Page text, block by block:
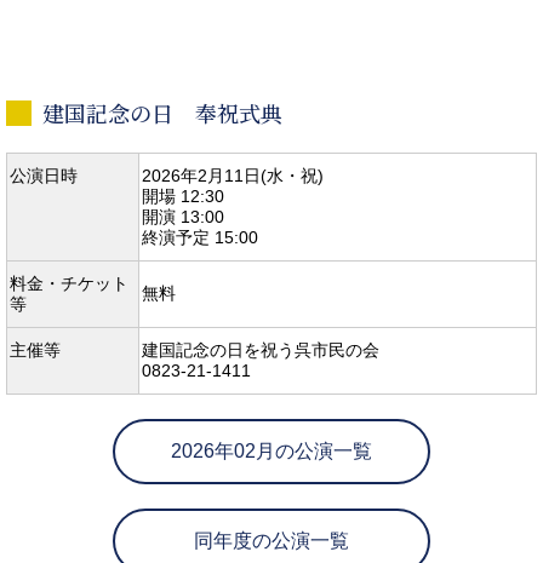
建国記念の日 奉祝式典
公演日時
2026年2月11日(水・祝)
開場 12:30
開演 13:00
終演予定 15:00
料金・チケット
等
無料
主催等
建国記念の日を祝う呉市民の会
0823-21-1411
2026年02月の公演一覧
同年度の公演一覧